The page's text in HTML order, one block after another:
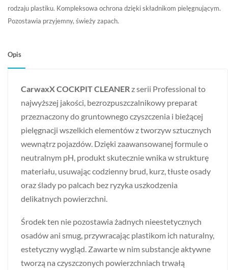
rodzaju plastiku. Kompleksowa ochrona dzięki składnikom pielęgnującym.
Pozostawia przyjemny, świeży zapach.
Opis
CarwaxX COCKPIT CLEANER z serii Professional to
najwyższej jakości, bezrozpuszczalnikowy preparat
przeznaczony do gruntownego czyszczenia i bieżącej
pielęgnacji wszelkich elementów z tworzyw sztucznych
wewnątrz pojazdów. Dzięki zaawansowanej formule o
neutralnym pH, produkt skutecznie wnika w strukturę
materiału, usuwając codzienny brud, kurz, tłuste osady
oraz ślady po palcach bez ryzyka uszkodzenia
delikatnych powierzchni.
Środek ten nie pozostawia żadnych nieestetycznych
osadów ani smug, przywracając plastikom ich naturalny,
estetyczny wygląd. Zawarte w nim substancje aktywne
tworzą na czyszczonych powierzchniach trwałą